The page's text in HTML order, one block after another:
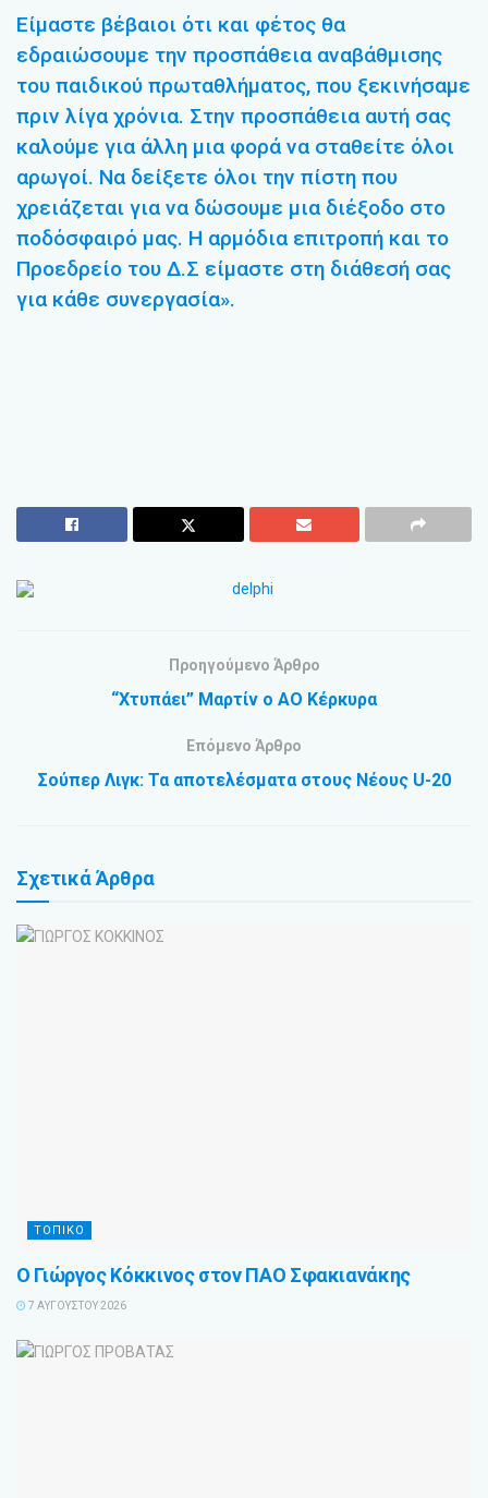
Είμαστε βέβαιοι ότι και φέτος θα
εδραιώσουμε την προσπάθεια αναβάθμισης
του παιδικού πρωταθλήματος, που ξεκινήσαμε
πριν λίγα χρόνια. Στην προσπάθεια αυτή σας
καλούμε για άλλη μια φορά να σταθείτε όλοι
αρωγοί. Να δείξετε όλοι την πίστη που
χρειάζεται για να δώσουμε μια διέξοδο στο
ποδόσφαιρό μας. Η αρμόδια επιτροπή και το
Προεδρείο του Δ.Σ είμαστε στη διάθεσή σας
για κάθε συνεργασία».
Προηγούμενο Άρθρο
“Χτυπάει” Μαρτίν ο ΑΟ Κέρκυρα
Επόμενο Άρθρο
Σούπερ Λιγκ: Τα αποτελέσματα στους Νέους U-20
ΣχετικάΆρθρα
ΤΟΠΙΚΟ
Ο Γιώργος Κόκκινος στον ΠΑΟ Σφακιανάκης
7 ΑΥΓΟΎΣΤΟΥ 2026